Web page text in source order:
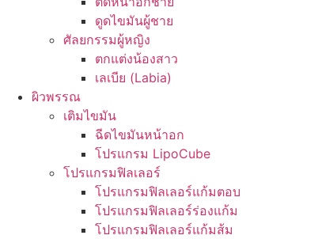
ดูดไขมันผู้ชาย
ศัลยกรรมผู้หญิง
ตกแต่งน้องสาว
เลเบีย (Labia)
ผิวพรรณ
เติมไขมัน
ฉีดไขมันหน้าอก
โปรแกรม LipoCube
โปรแกรมฟิลเลอร์
โปรแกรมฟิลเลอร์แก้มตอบ
โปรแกรมฟิลเลอร์ร่องแก้ม
โปรแกรมฟิลเลอร์แก้มส้ม